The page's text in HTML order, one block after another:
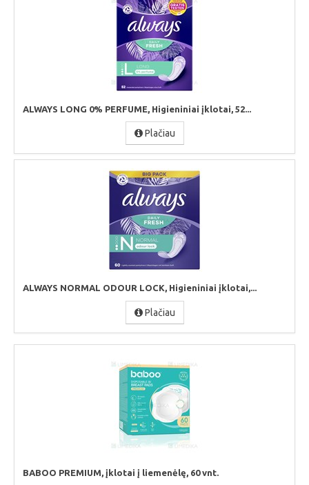
ALWAYS LONG 0% PERFUME, Higieniniai įklotai, 52...
Plačiau
ALWAYS NORMAL ODOUR LOCK, Higieniniai įklotai,...
Plačiau
BABOO PREMIUM, įklotai į liemenėlę, 60 vnt.